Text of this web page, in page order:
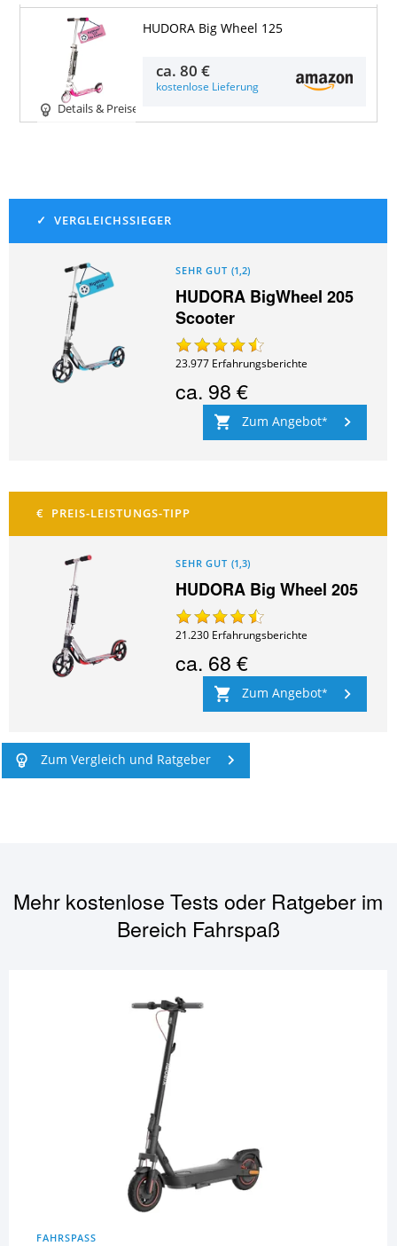
Details & Preise
HUDORA Big Wheel 125
ca.80 €
kostenlose Lieferung
SEHR GUT (1,2)
HUDORA BigWheel 205
Scooter
23.977 Erfahrungsberichte
ca. 98 €
Zum Angebot
SEHR GUT (1,3)
HUDORA Big Wheel 205
21.230 Erfahrungsberichte
ca. 68 €
Zum Angebot
Zum Vergleich und Ratgeber
Mehr kostenlose Tests oder Ratgeber im
Bereich Fahrspaß
FAHRSPASS